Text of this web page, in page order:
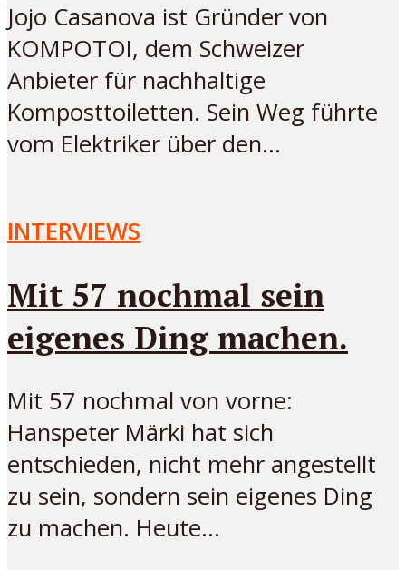
Jojo Casanova ist Gründer von
KOMPOTOI, dem Schweizer
Anbieter für nachhaltige
Komposttoiletten. Sein Weg führte
vom Elektriker über den...
INTERVIEWS
Mit 57 nochmal sein
eigenes Ding machen.
Mit 57 nochmal von vorne:
Hanspeter Märki hat sich
entschieden, nicht mehr angestellt
zu sein, sondern sein eigenes Ding
zu machen. Heute...